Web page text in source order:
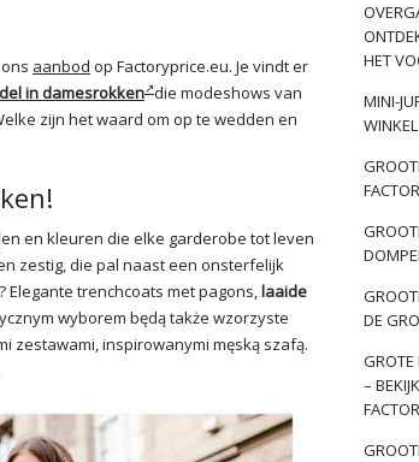
aanbod op Factoryprice.eu. Je vindt er
in damesrokken die modeshows van
zijn het waard om op te wedden en
en kleuren die elke garderobe tot leven
zestig, die pal naast een onsterfelijk
trenchcoats met pagons,laaide
wyborem będą także wzorzyste
zestawami, inspirowanymi męską szafą.
HET
MINI-
DE
GROTE
–